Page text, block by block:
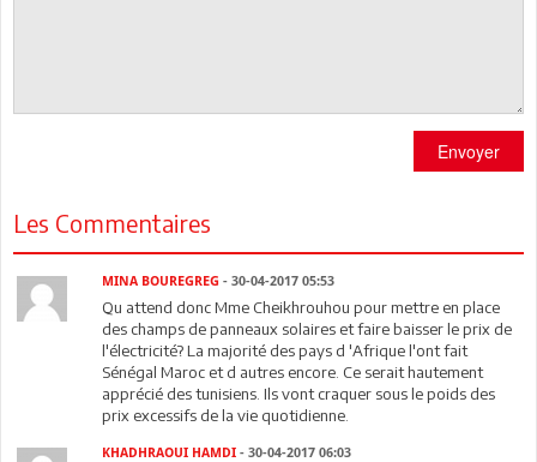
Envoyer
Les Commentaires
MINA BOUREGREG - 30-04-2017 05:53
Qu attend donc Mme Cheikhrouhou pour mettre en place
des champs de panneaux solaires et faire baisser le prix de
l'électricité? La majorité des pays d 'Afrique l'ont fait
Sénégal Maroc et d autres encore. Ce serait hautement
apprécié des tunisiens. Ils vont craquer sous le poids des
prix excessifs de la vie quotidienne.
KHADHRAOUI HAMDI - 30-04-2017 06:03